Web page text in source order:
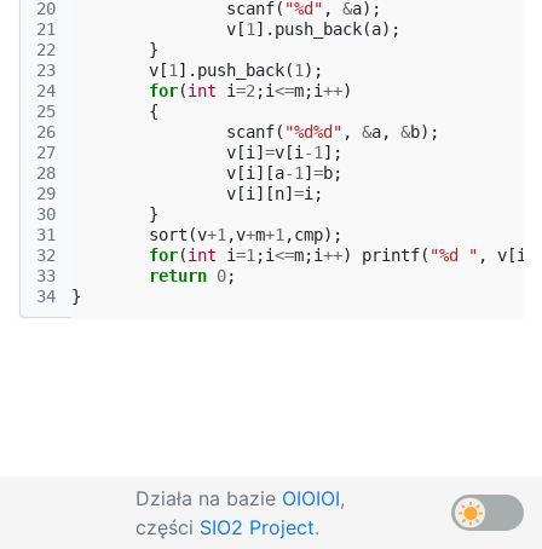
20
21
22
23
24
25
26
27
28
29
30
31
32
33
34
scanf( "%d" , &a);
v [1 ]. push_back(a);
}
v [1 ]. push_back(1 );
for(int i=2 ;i<=m;i++)
{
scanf( "%d%d" , &a, &b);
v [i ] =v [i -1 ];
v [i ][a-1 ] =b;
v [i ][n] =i ;
}
sort (v+1 ,v+m+1 ,cmp);
for(int i=1 ;i<=m;i++) printf( "%d " , v [i
return 0;
}
Działa na bazie OIOIOI,
części SIO2 Project.